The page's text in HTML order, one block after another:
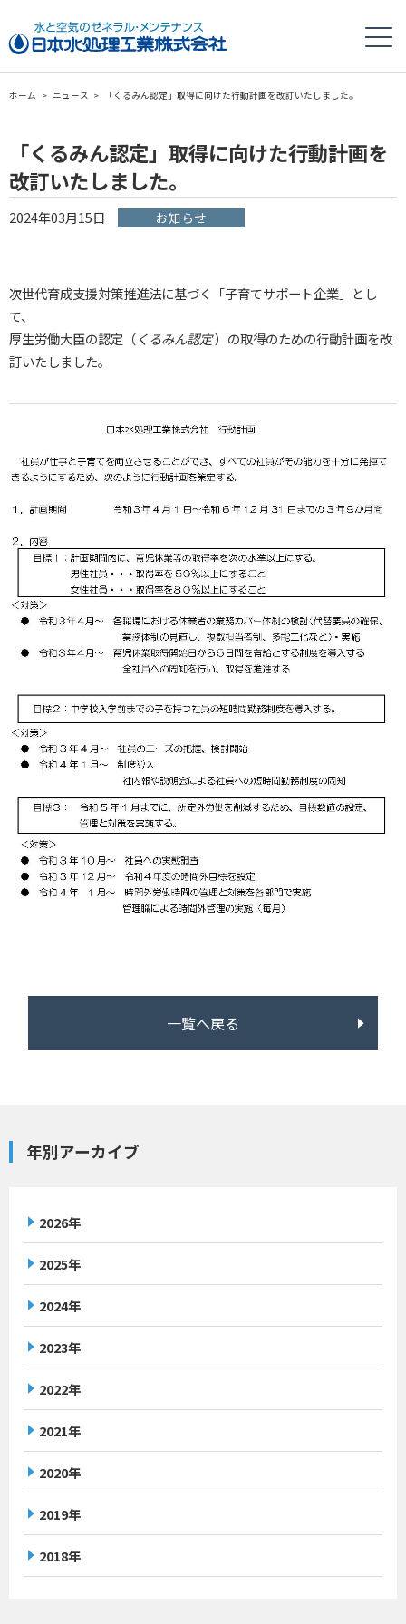
ホーム > ニュース > 「くるみん認定」取得に向けた行動計画を改訂いたしました。
「くるみん認定」取得に向けた行動計画を
改訂いたしました。
2024年03月15日 お知らせ
次世代育成支援対策推進法に基づく「子育てサポート企業」とし
て、
厚生労働大臣の認定（くるみん認定）の取得のための行動計画を改
訂いたしました。
一覧へ戻る
年別アーカイブ
2026年
2025年
2024年
2023年
2022年
2021年
2020年
2019年
2018年